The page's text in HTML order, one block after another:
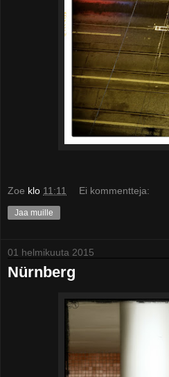
Zoe klo 11:11 Ei kommentteja:
Jaa muille
01 helmikuuta 2015
Nürnberg